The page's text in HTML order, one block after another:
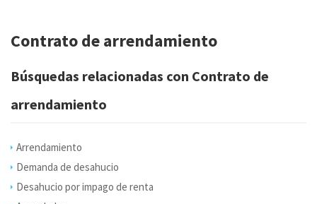
Contrato de arrendamiento
Búsquedas relacionadas con Contrato de
arrendamiento
Arrendamiento
Demanda de desahucio
Desahucio por impago de renta